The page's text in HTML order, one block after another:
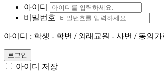
아이디
비밀번호
아이디 : 학생 - 학번 / 외래교원 - 사번 / 동의
로그인
아이디 저장